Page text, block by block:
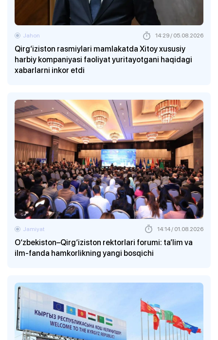
Qirg‘iziston rasmiylari mamlakatda Xitoy xususiy
harbiy kompaniyasi faoliyat yuritayotgani haqidagi
xabarlarni inkor etdi
Jahon 14:29 / 05.08.2026
O‘zbekiston–Qirg‘iziston rektorlari forumi: ta’lim va
ilm-fanda hamkorlikning yangi bosqichi
Jamiyat 14:14 / 01.08.2026